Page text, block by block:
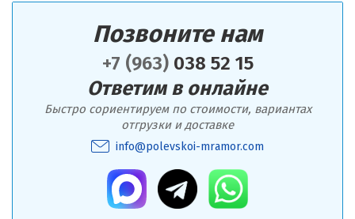
Позвоните нам
+7 (963)038 52 15
Ответим в онлайне
Быстро сориентируем по стоимости, вариантах
отгрузки и доставке
info@polevskoi-mramor.com